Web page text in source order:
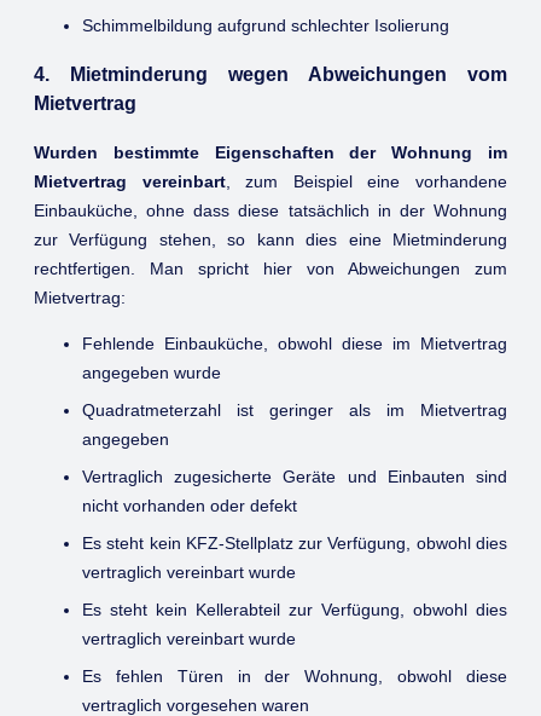
Schimmelbildung aufgrund schlechter Isolierung
4. Mietminderung wegen Abweichungen vom
Mietvertrag
Wurden bestimmte Eigenschaften der Wohnung im
Mietvertrag vereinbart, zum Beispiel eine vorhandene
Einbauküche, ohne dass diese tatsächlich in der Wohnung
zur Verfügung stehen, so kann dies eine Mietminderung
rechtfertigen. Man spricht hier von Abweichungen zum
Mietvertrag:
Fehlende Einbauküche, obwohl diese im Mietvertrag
angegeben wurde
Quadratmeterzahl ist geringer als im Mietvertrag
angegeben
Vertraglich zugesicherte Geräte und Einbauten sind
nicht vorhanden oder defekt
Es steht kein KFZ-Stellplatz zur Verfügung, obwohl dies
vertraglich vereinbart wurde
Es steht kein Kellerabteil zur Verfügung, obwohl dies
vertraglich vereinbart wurde
Es fehlen Türen in der Wohnung, obwohl diese
vertraglich vorgesehen waren